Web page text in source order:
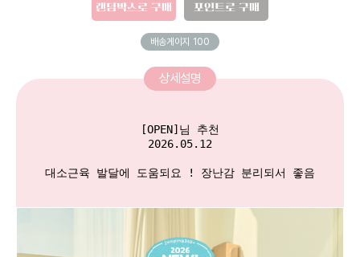
랜덤박스로 구매 포인트로 구매
배송게이지 100
상세설명
[OPEN]님 추천
2026.05.12
대소근육 발달에 도움되요 ! 장난감 분리되서 좋음